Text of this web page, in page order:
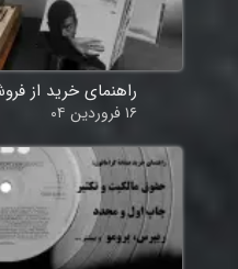
راهنمای خرید از
۱۶ فروردین ۰۴